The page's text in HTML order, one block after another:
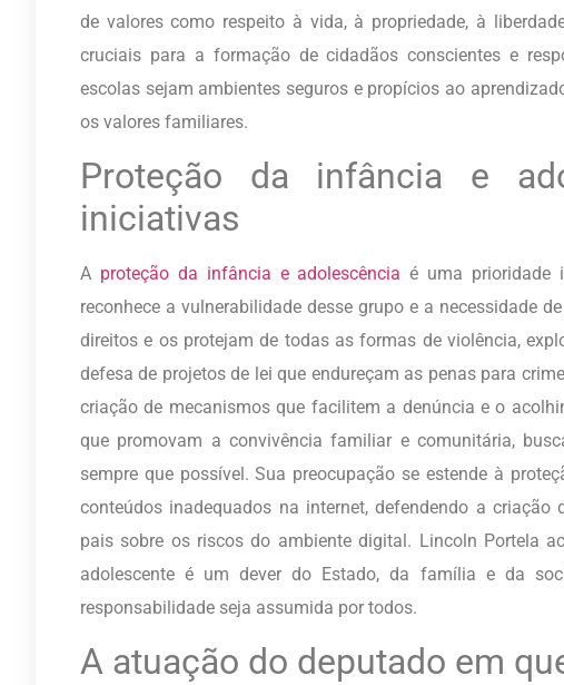
de valores como respeito à vida, à propriedade, à
cruciais para a formação de cidadãos conscientes e
escolas sejam ambientes seguros e propícios ao
os valores familiares.
Proteção da infância e
iniciativas
A proteção da infância e adolescência é uma prioridade
reconhece a vulnerabilidade desse grupo e a necessidade
direitos e os protejam de todas as formas de violência,
defesa de projetos de lei que endureçam as penas para
criação de mecanismos que facilitem a denúncia e o
que promovam a convivência familiar e comunitária,
sempre que possível. Sua preocupação se estende à
conteúdos inadequados na internet, defendendo a
pais sobre os riscos do ambiente digital. Lincoln Portela
adolescente é um dever do Estado, da família e da
responsabilidade seja assumida por todos.
A atuação do deputado em